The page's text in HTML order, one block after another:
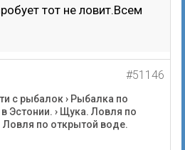
тот не ловит.Всем
#51146
с рыбалок› Рыбалка по
Эстонии. › Щука. Ловля по
по открытой воде.